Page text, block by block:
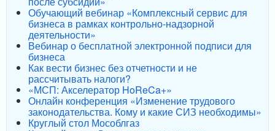
Обучающий вебинар «Комплексный сервис для
бизнеса в рамках контрольно-надзорной
деятельности»
Вебинар о бесплатной электронной подписи для
бизнеса
Как вести бизнес без отчетности и не
рассчитывать налоги?
«МСП: Акселератор HoReCa+»
Онлайн конференция «Изменение трудового
законодательства. Кому и какие СИЗ необходимы»
Круглый стол Мособлгаз